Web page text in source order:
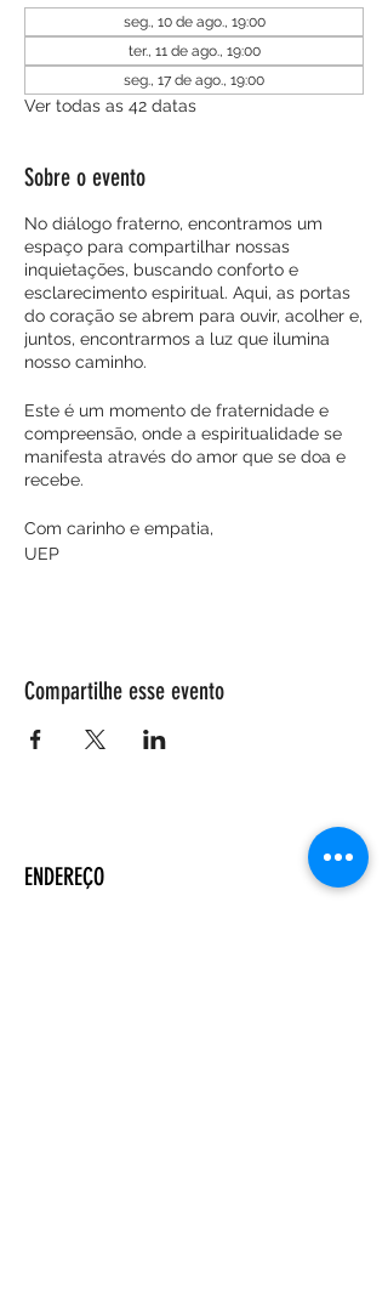
seg., 10 de ago., 19:00
ter., 11 de ago., 19:00
seg., 17 de ago., 19:00
Ver todas as 42 datas
Sobre o evento
No diálogo fraterno, encontramos um
espaço para compartilhar nossas
inquietações, buscando conforto e
esclarecimento espiritual. Aqui, as portas
do coração se abrem para ouvir, acolher e,
juntos, encontrarmos a luz que ilumina
nosso caminho.
Este é um momento de fraternidade e
compreensão, onde a espiritualidade se
manifesta através do amor que se doa e
recebe.
Com carinho e empatia,
UEP
Compartilhe esse evento
ENDEREÇO